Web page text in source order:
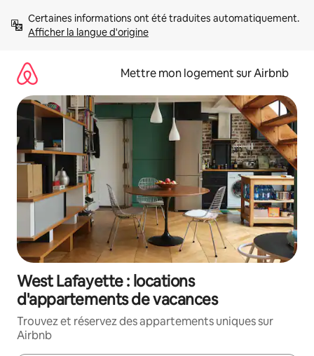
directement
Afficher la langue d'origine
Mettre mon logement sur Airbnb
West Lafayette : locations
d'appartements de vacances
Trouvez et réservez des appartements uniques sur
Airbnb